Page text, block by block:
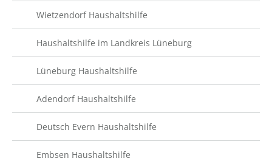
Wietzendorf Haushaltshilfe
Haushaltshilfe im Landkreis Lüneburg
Lüneburg Haushaltshilfe
Adendorf Haushaltshilfe
Deutsch Evern Haushaltshilfe
Embsen Haushaltshilfe